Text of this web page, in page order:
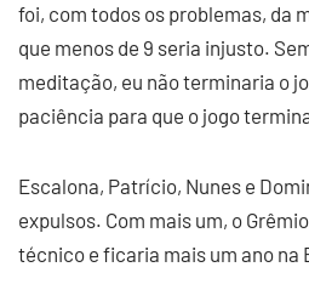
foi, com todos os problemas, da
que menos de 9 seria injusto.
meditação, eu não terminaria o
paciência para que o jogo
Escalona, Patrício, Nunes e
expulsos. Com mais um, o
técnico e ficaria mais um ano na